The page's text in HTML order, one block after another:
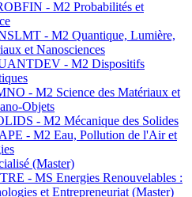
- M2 Probabilités et
- M2 Quantique, Lumière,
et Nanosciences
- M2 Dispositifs
- M2 Science des Matériaux et
Objets
- M2 Mécanique des Solides
- M2 Eau, Pollution de l'Air et
(Master)
- MS Energies Renouvelables :
et Entrepreneuriat (Master)